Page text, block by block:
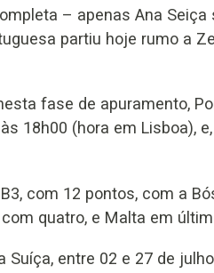
– apenas Ana
partiu hoje rumo a
fase de apuramento,
18h00 (hora em Lisboa),
B3, com 12 pontos, com a
quatro, e Malta em
Suíça, entre 02 e 27 de